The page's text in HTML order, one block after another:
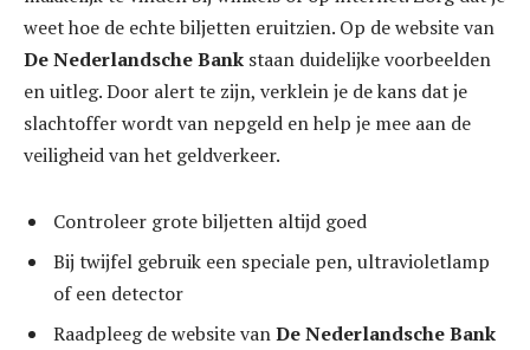
weet hoe de echte biljetten eruitzien. Op de website van
De Nederlandsche Bank staan duidelijke voorbeelden
en uitleg. Door alert te zijn, verklein je de kans dat je
slachtoffer wordt van nepgeld en help je mee aan de
veiligheid van het geldverkeer.
Controleer grote biljetten altijd goed
Bij twijfel gebruik een speciale pen, ultravioletlamp
of een detector
Raadpleeg de website vanDe Nederlandsche Bank